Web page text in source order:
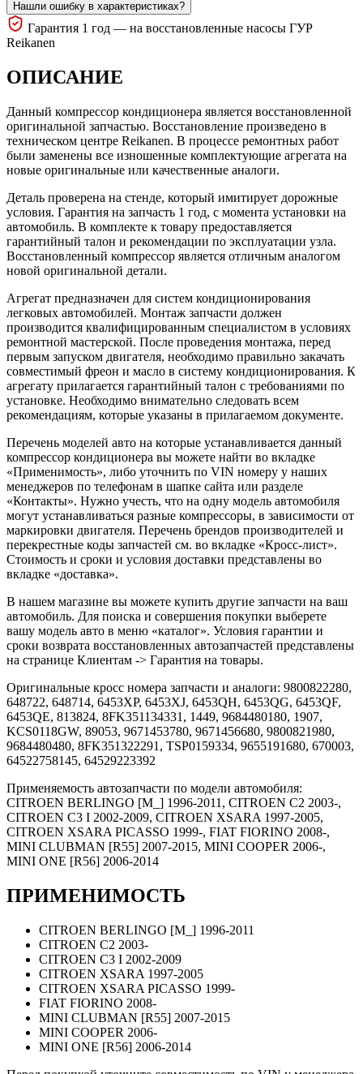
Нашли ошибку в характеристиках?
Гарантия 1 год — на восстановленные насосы ГУР
Reikanen
ОПИСАНИЕ
Данный компрессор кондиционера является восстановленной
оригинальной запчастью. Восстановление произведено в
техническом центре Reikanen. В процессе ремонтных работ
были заменены все изношенные комплектующие агрегата на
новые оригинальные или качественные аналоги.
Деталь проверена на стенде, который имитирует дорожные
условия. Гарантия на запчасть 1 год, с момента установки на
автомобиль. В комплекте к товару предоставляется
гарантийный талон и рекомендации по эксплуатации узла.
Восстановленный компрессор является отличным аналогом
новой оригинальной детали.
Агрегат предназначен для систем кондиционирования
легковых автомобилей. Монтаж запчасти должен
производится квалифицированным специалистом в условиях
ремонтной мастерской. После проведения монтажа, перед
первым запуском двигателя, необходимо правильно закачать
совместимый фреон и масло в систему кондиционирования. К
агрегату прилагается гарантийный талон с требованиями по
установке. Необходимо внимательно следовать всем
рекомендациям, которые указаны в прилагаемом документе.
Перечень моделей авто на которые устанавливается данный
компрессор кондиционера вы можете найти во вкладке
«Применимость», либо уточнить по VIN номеру у наших
менеджеров по телефонам в шапке сайта или разделе
«Контакты». Нужно учесть, что на одну модель автомобиля
могут устанавливаться разные компрессоры, в зависимости от
маркировки двигателя. Перечень брендов производителей и
перекрестные коды запчастей см. во вкладке «Кросс-лист».
Стоимость и сроки и условия доставки представлены во
вкладке «доставка».
В нашем магазине вы можете купить другие запчасти на ваш
автомобиль. Для поиска и совершения покупки выберете
вашу модель авто в меню «каталог». Условия гарантии и
сроки возврата восстановленных автозапчастей представлены
на странице Клиентам -> Гарантия на товары.
Оригинальные кросс номера запчасти и аналоги: 9800822280,
648722, 648714, 6453XP, 6453XJ, 6453QH, 6453QG, 6453QF,
6453QE, 813824, 8FK351134331, 1449, 9684480180, 1907,
KCS0118GW, 89053, 9671453780, 9671456680, 9800821980,
9684480480, 8FK351322291, TSP0159334, 9655191680, 670003,
64522758145, 64529223392
Применяемость автозапчасти по модели автомобиля:
CITROEN BERLINGO [M_] 1996-2011, CITROEN C2 2003-,
CITROEN C3 I 2002-2009, CITROEN XSARA 1997-2005,
CITROEN XSARA PICASSO 1999-, FIAT FIORINO 2008-,
MINI CLUBMAN [R55] 2007-2015, MINI COOPER 2006-,
MINI ONE [R56] 2006-2014
ПРИМЕНИМОСТЬ
CITROEN BERLINGO [M_] 1996-2011
CITROEN C2 2003-
CITROEN C3 I 2002-2009
CITROEN XSARA 1997-2005
CITROEN XSARA PICASSO 1999-
FIAT FIORINO 2008-
MINI CLUBMAN [R55] 2007-2015
MINI COOPER 2006-
MINI ONE [R56] 2006-2014